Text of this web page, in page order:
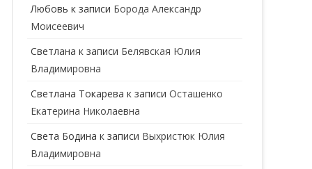
ГИНЕКОЛОГ
ГОМЕОПАТ
ДЕРМАТОЛОГ
ДЕТСКИЕ ВРАЧИ ДЕТСКИЙ КАРДИОЛОГ
Любовь к записи Борода Александр
Моисеевич
Светлана к записи Белявская Юлия
Владимировна
Cветлана Токарева к записиОсташенко
Екатерина Николаевна
Света Бодина к записи Выхристюк Юлия
Владимировна